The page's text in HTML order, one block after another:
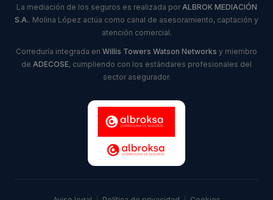
La mediación de los seguros es realizada por ALBROK MEDIACIÓN
S.A.. Molina López actúa como canal de asesoramiento, captación y
atención comercial.
Correduría integrada en Willis Towers Watson Networks y miembro
de ADECOSE, cumpliendo con los estándares profesionales del
sector asegurador.